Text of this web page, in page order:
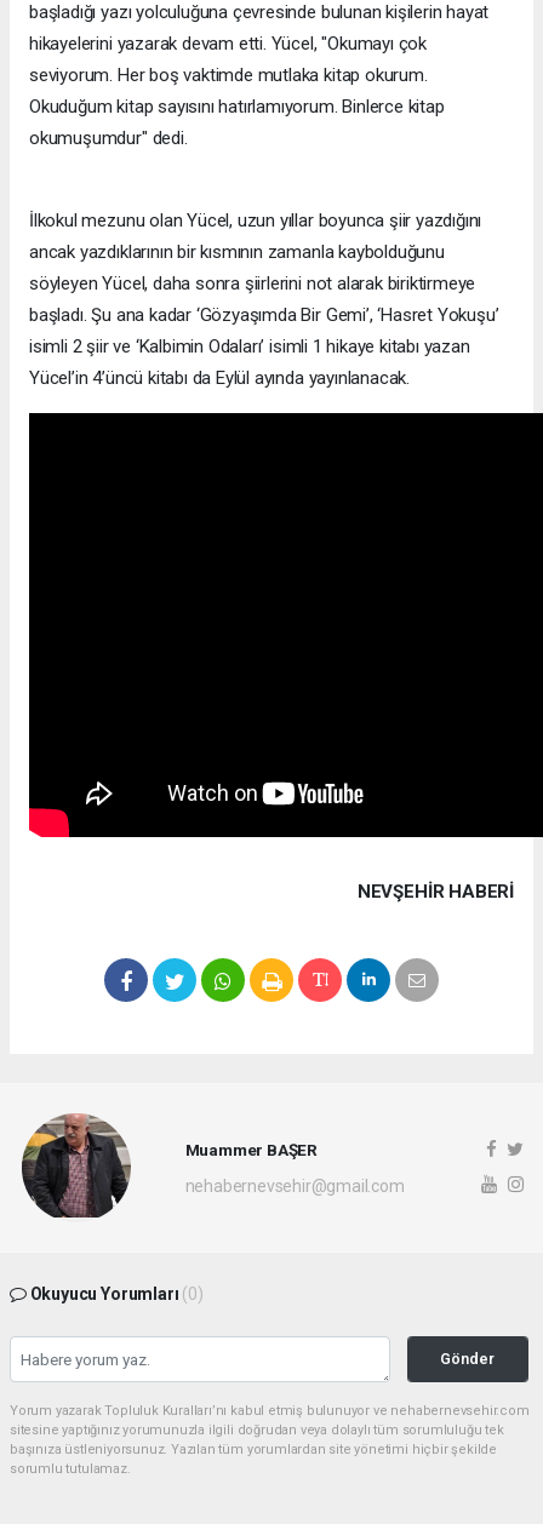
başladığı yazı yolculuğuna çevresinde bulunan kişilerin hayat
hikayelerini yazarak devam etti. Yücel, "Okumayı çok
seviyorum. Her boş vaktimde mutlaka kitap okurum.
Okuduğum kitap sayısını hatırlamıyorum. Binlerce kitap
okumuşumdur" dedi.
İlkokul mezunu olan Yücel, uzun yıllar boyunca şiir yazdığını
ancak yazdıklarının bir kısmının zamanla kaybolduğunu
söyleyen Yücel, daha sonra şiirlerini not alarak biriktirmeye
başladı. Şu ana kadar ‘Gözyaşımda Bir Gemi’, ‘Hasret Yokuşu’
isimli 2 şiir ve ‘Kalbimin Odaları’ isimli 1 hikaye kitabı yazan
Yücel’in 4’üncü kitabı da Eylül ayında yayınlanacak.
NEVŞEHIR HABERİ
Muammer BAŞER
nehabernevsehir@gmail.com
Okuyucu Yorumları (0)
Gönder
Yorum yazarak Topluluk Kuralları’nı kabul etmiş bulunuyor ve nehabernevsehir.com
sitesine yaptığınız yorumunuzla ilgili doğrudan veya dolaylı tüm sorumluluğu tek
başınıza üstleniyorsunuz. Yazılan tüm yorumlardan site yönetimi hiçbir şekilde
sorumlu tutulamaz.